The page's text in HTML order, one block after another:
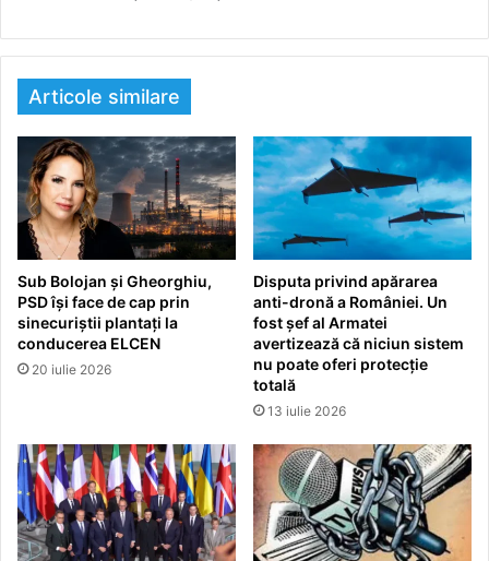
Articole similare
Sub Bolojan și Gheorghiu,
PSD își face de cap prin
sinecuriștii plantați la
conducerea ELCEN
20 iulie 2026
Disputa privind apărarea
anti-dronă a României. Un
fost șef al Armatei
avertizează că niciun sistem
nu poate oferi protecție
totală
13 iulie 2026